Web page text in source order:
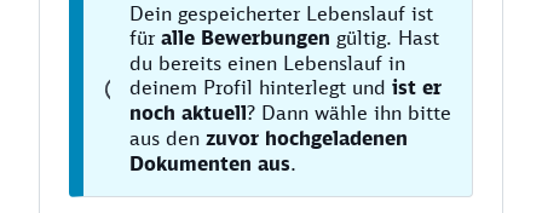
Dein gespeicherter Lebenslauf ist
füralle Bewerbungen
du bereits einen Lebenslauf in
deinem Profil hinterlegt undist er
noch aktuell? Dann wähle ihn bitte
aus denzuvor hochgeladenen
Dokumenten aus.